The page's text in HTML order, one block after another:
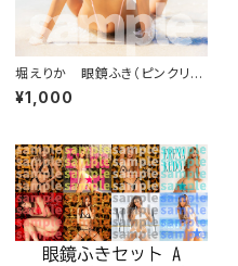
堀えりか 眼鏡ふき（ピンクリボ
ン）
¥1,000